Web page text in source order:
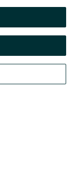
wskazanych powyżej,
brzmieniu.